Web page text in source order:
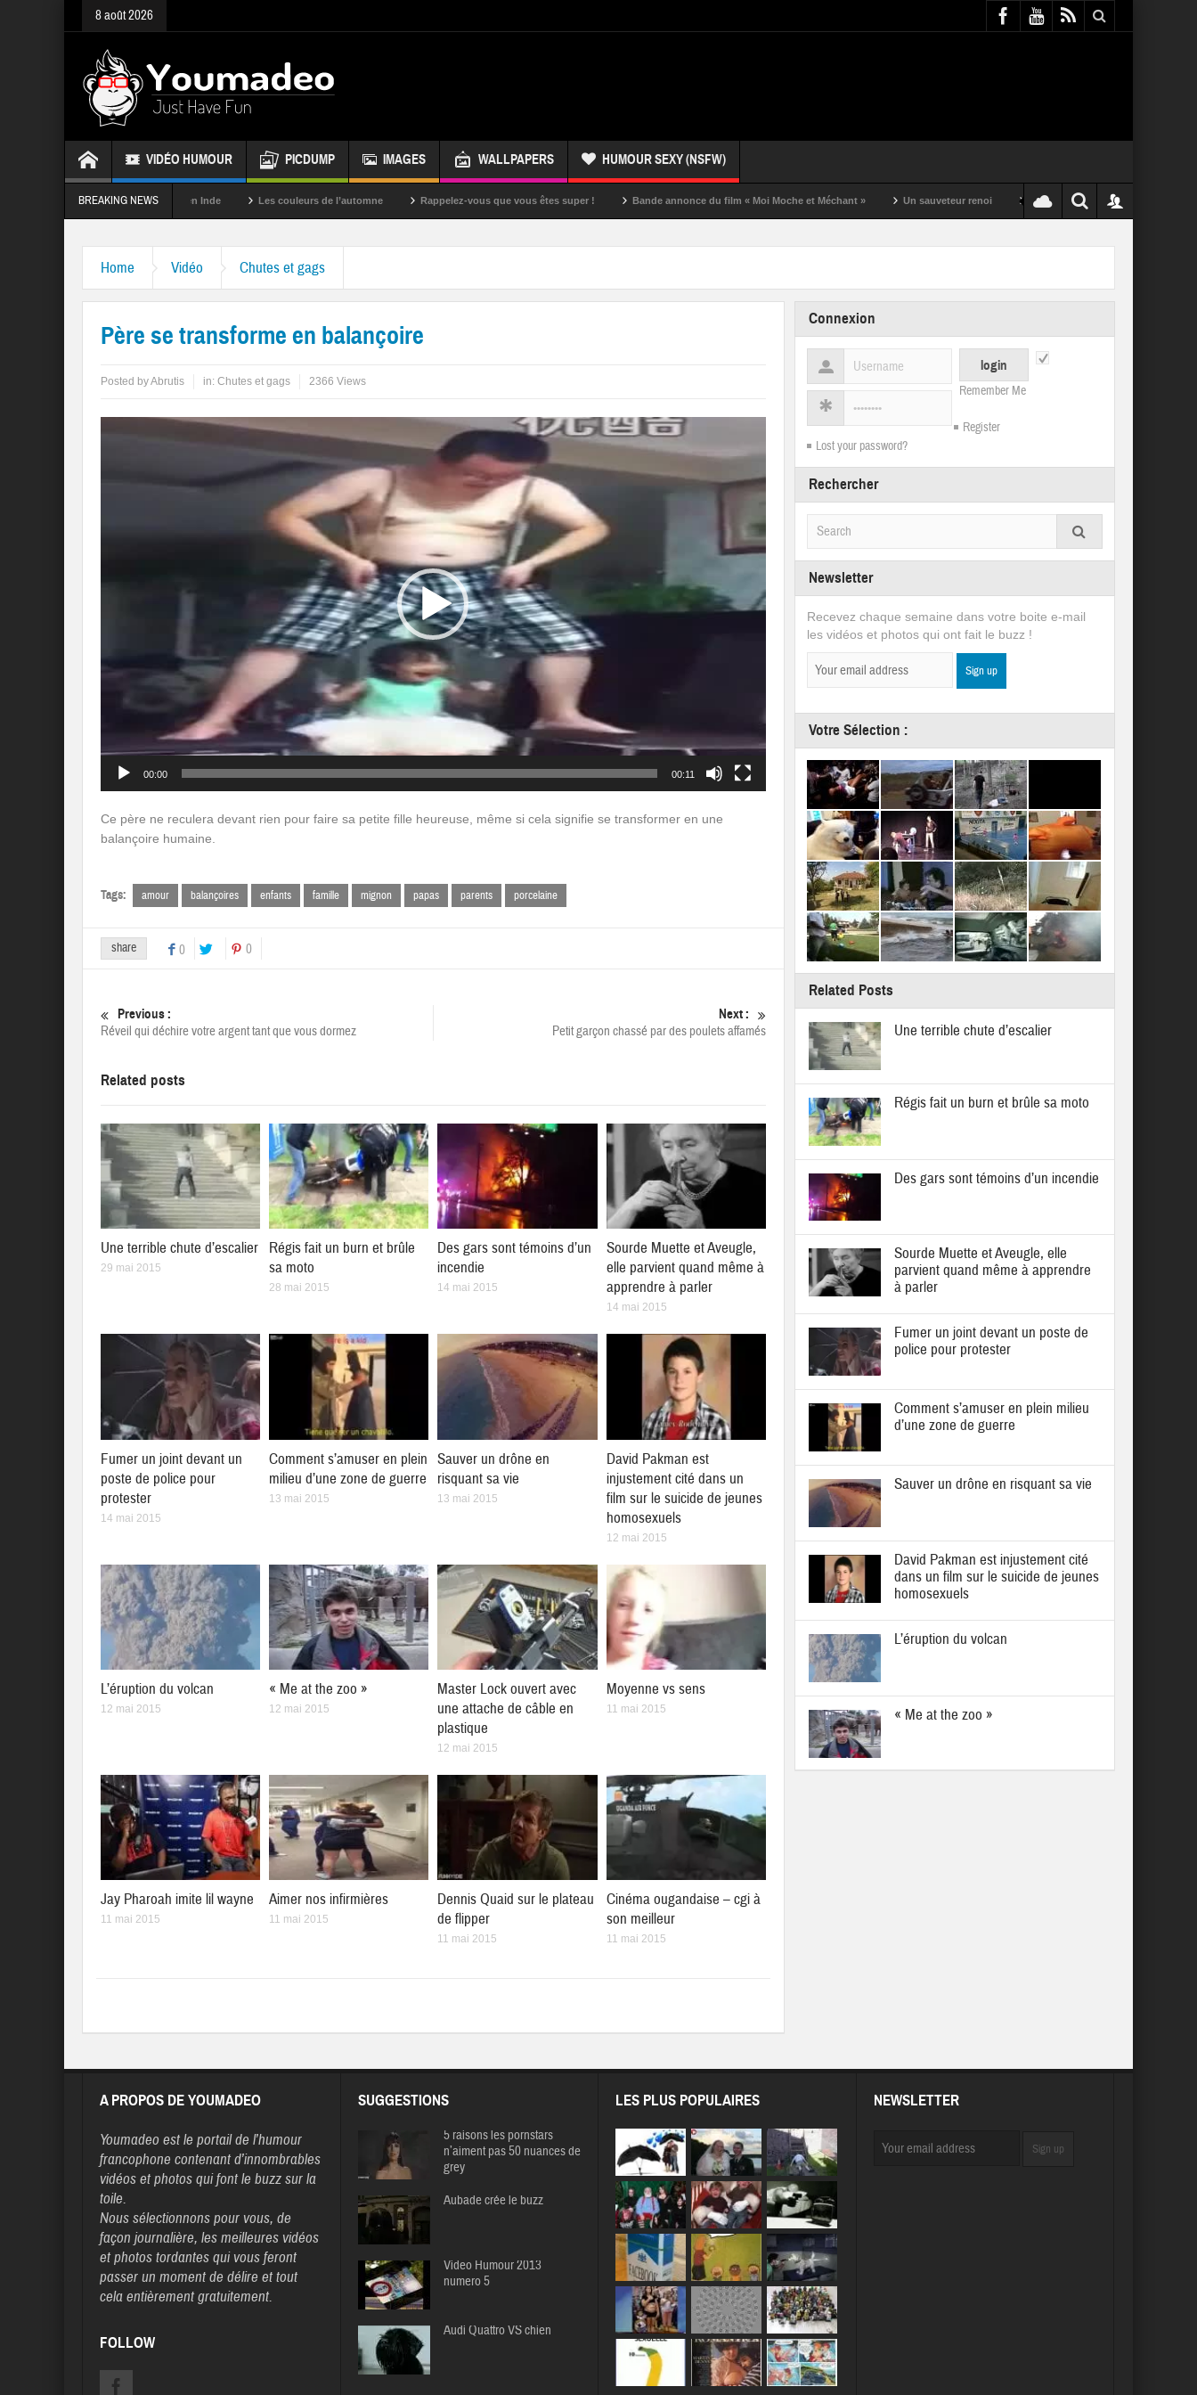
8 août 2026
VIDÉO HUMOUR PICDUMP IMAGES WALLPAPERS HUMOUR SEXY (NSFW)
BREAKING NEWS
La fête des couleurs en Inde Les couleurs de l’automne Rappelez-vous que vous êtes super ! Bande annonce du film « Moi Moche et Méchant » Un sauveteur renoi Un puching ball pas comme les autres
Home Vidéo Chutes et gags
Père se transforme en balançoire
Posted byAbrutis in: Chutes et gags 2366 Views
00:00 00:11
Ce père ne reculera devant rien pour faire sa petite fille heureuse, même si cela signifie se transformer en une
balançoire humaine.
Tags: amour balançoires enfants famille mignon papas parents porcelaine
share 0 0
Previous :
Réveil qui déchire votre argent tant que vous dormez
Next :
Petit garçon chassé par des poulets affamés
Related posts
Une terrible chute d’escalier
29 mai 2015
Régis fait un burn et brûle
sa moto
28 mai 2015
Des gars sont témoins d’un
incendie
14 mai 2015
Sourde Muette et Aveugle,
elle parvient quand même à
apprendre à parler
14 mai 2015
Fumer un joint devant un
poste de police pour
protester
14 mai 2015
Comment s’amuser en plein
milieu d’une zone de guerre
13 mai 2015
Sauver un drône en
risquant sa vie
13 mai 2015
David Pakman est
injustement cité dans un
film sur le suicide de jeunes
homosexuels
12 mai 2015
L’éruption du volcan
12 mai 2015
« Me at the zoo »
12 mai 2015
Master Lock ouvert avec
une attache de câble en
plastique
12 mai 2015
Moyenne vs sens
11 mai 2015
Jay Pharoah imite lil wayne
11 mai 2015
Aimer nos infirmières
11 mai 2015
Dennis Quaid sur le plateau
de flipper
11 mai 2015
Cinéma ougandaise – cgi à
son meilleur
11 mai 2015
Connexion
Remember Me
Register
Lost your password?
Rechercher
Newsletter
Recevez chaque semaine dans votre boite e-mail
les vidéos et photos qui ont fait le buzz !
Votre Sélection :
Related Posts
Une terrible chute d’escalier
Régis fait un burn et brûle sa moto
Des gars sont témoins d’un incendie
Sourde Muette et Aveugle, elle
parvient quand même à apprendre
à parler
Fumer un joint devant un poste de
police pour protester
Comment s’amuser en plein milieu
d’une zone de guerre
Sauver un drône en risquant sa vie
David Pakman est injustement cité
dans un film sur le suicide de jeunes
homosexuels
L’éruption du volcan
« Me at the zoo »
A PROPOS DE YOUMADEO
Youmadeo est le portail de l’humour
francophone contenant d’innombrables
vidéos et photos qui font le buzz sur la
toile.
Nous sélectionnons pour vous, de
façon journalière, les meilleures vidéos
et photos tordantes qui vous feront
passer un moment de délire et tout
cela entièrement gratuitement.
FOLLOW
SUGGESTIONS
5 raisons les pornstars
n’aiment pas 50 nuances de
grey
Aubade crée le buzz
Video Humour 2013
numero 5
Audi Quattro VS chien
LES PLUS POPULAIRES NEWSLETTER